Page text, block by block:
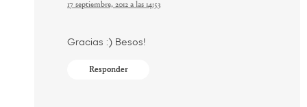
17 septiembre, 2012 a las 14:53
Gracias :) Besos!
Responder